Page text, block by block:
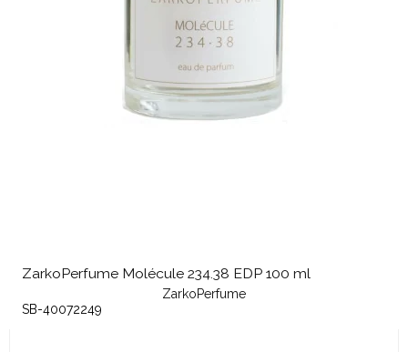
ZarkoPerfume Molécule 234.38 EDP 100 ml
ZarkoPerfume
SB-40072249